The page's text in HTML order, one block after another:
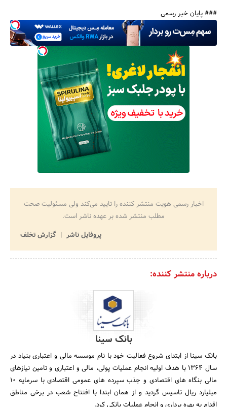
### پایان خبر رسمی
اخبار رسمی هویت منتشر کننده را تایید می‌کند ولی مسئولیت صحت
مطلب منتشر شده بر عهده ناشر است.
پروفایل ناشر
گزارش تخلف
درباره منتشر کننده:
بانک سینا
بانک سینا از ابتدای شروع فعالیت خود با نام موسسه مالی و اعتباری بنیاد در
سال 1364 با هدف اولیه انجام عملیات پولی، مالی و اعتباری و تامین نیازهای
مالی بنگاه های اقتصادی و جذب سپرده های عمومی اقتصادی با سرمایه 10
میلیارد ریال تاسیس گردید و از همان ابتدا با افتتاح شعب در برخی مناطق